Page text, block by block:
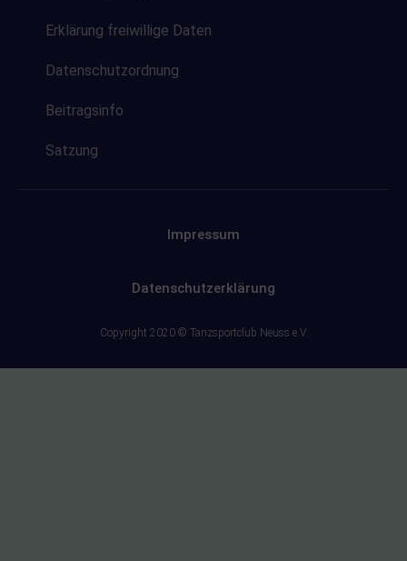
Erklärung freiwillige Daten
Datenschutzordnung
Beitragsinfo
Satzung
Impressum
Datenschutzerklärung
Copyright 2020 © Tanzsportclub Neuss e.V.